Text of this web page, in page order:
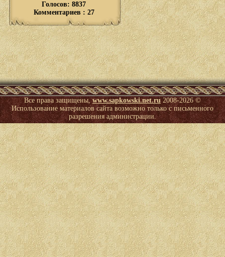
Голосов: 8837
Комментариев : 27
Все права защищены,www.sapkowski.net.ru2008-2026 ©
Использование материалов сайта возможно только с письменного
разрешения администрации.